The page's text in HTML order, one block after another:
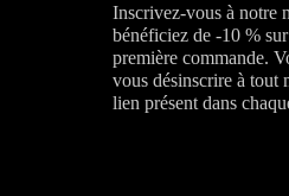
Inscrivez-vous à notre
bénéficiez de -10 %
première commande.
vous désinscrire à tout
lien présent dans